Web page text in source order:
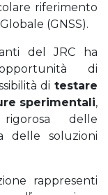
riferimento
(GNSS).
del JRC ha
di
di testare
sperimentali,
delle
delle soluzioni
rappresenti